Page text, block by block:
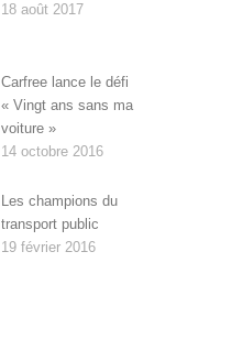
18 août 2017
Carfree lance le défi
« Vingt ans sans ma
voiture »
14 octobre 2016
Les champions du
transport public
19 février 2016